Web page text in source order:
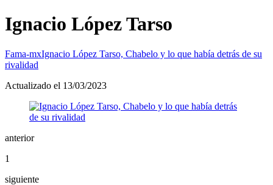
Ignacio López Tarso
Fama-mxIgnacio López Tarso, Chabelo y lo que había detrás de su
rivalidad
Actualizado el 13/03/2023
anterior
1
siguiente